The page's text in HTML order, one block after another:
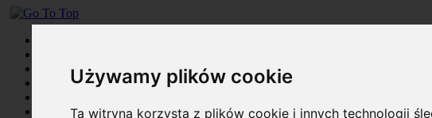
Używamy plików cookie
Ta witryna korzysta z plików cookie i innych technologii
Okładki
Prenumerata
Szukaj